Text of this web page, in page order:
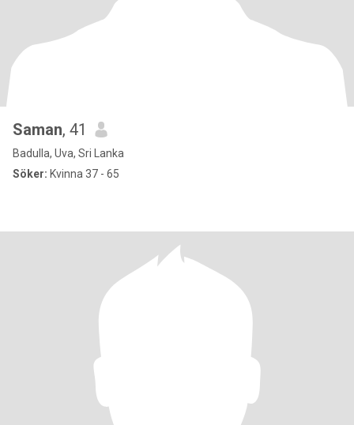
Saman, 41
Badulla, Uva, Sri Lanka
Söker: Kvinna 37 - 65